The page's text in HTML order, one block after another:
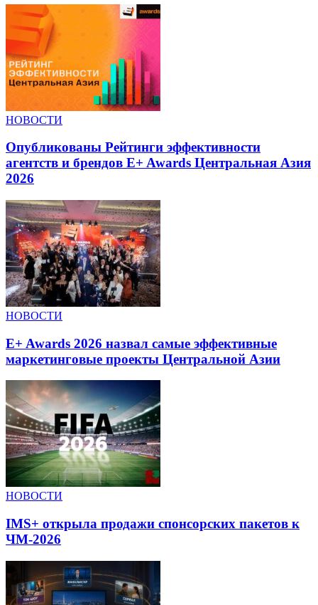
НОВОСТИ
Опубликованы Рейтинги эффективности
агентств и брендов E+ Awards Центральная Азия
2026
НОВОСТИ
E+ Awards 2026 назвал самые эффективные
маркетинговые проекты Центральной Азии
НОВОСТИ
IMS+ открыла продажи спонсорских пакетов к
ЧМ-2026